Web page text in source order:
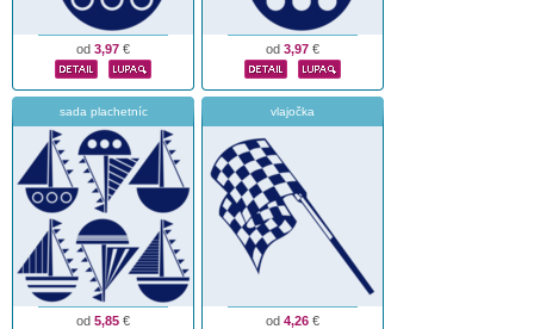
od 3,97 € od 3,97 €
sada plachetníc
od 5,85 €
vlajočka
od 4,26 €